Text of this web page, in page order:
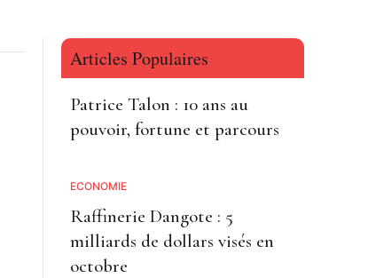
Articles Populaires
Patrice Talon : 10 ans au
pouvoir, fortune et parcours
ECONOMIE
Raffinerie Dangote : 5
milliards de dollars visés en
octobre